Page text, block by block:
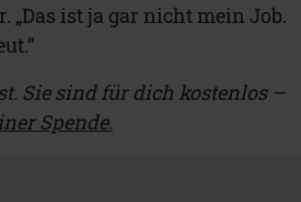
„Das ist ja gar nicht mein Job.
Sie sind für dich kostenlos –
Spende.